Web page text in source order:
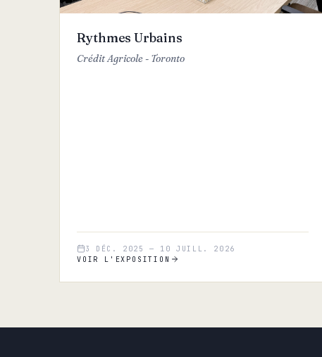
Rythmes Urbains
Crédit Agricole - Toronto
3 DÉC. 2025 — 10 JUILL. 2026
VOIR L'EXPOSITION